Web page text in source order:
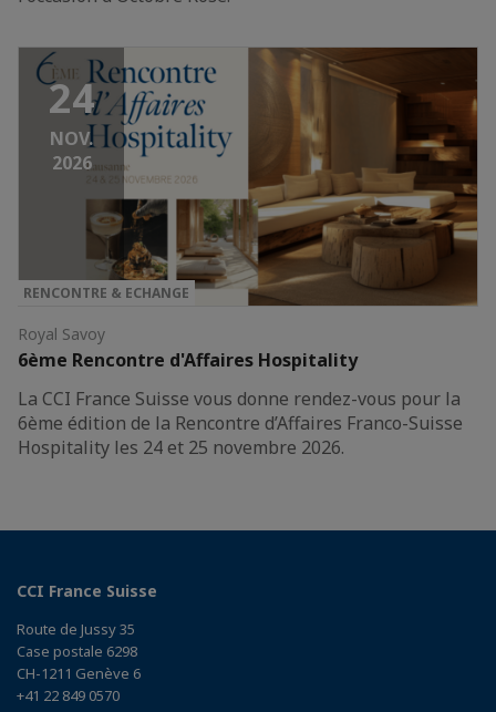
24
NOV.
2026
RENCONTRE & ECHANGE
Royal Savoy
6ème Rencontre d'Affaires Hospitality
La CCI France Suisse vous donne rendez-vous pour la
6ème édition de la Rencontre d’Affaires Franco-Suisse
Hospitality les 24 et 25 novembre 2026.
CCI France Suisse
Route de Jussy 35
Case postale 6298
CH-1211 Genève 6
+41 22 849 0570